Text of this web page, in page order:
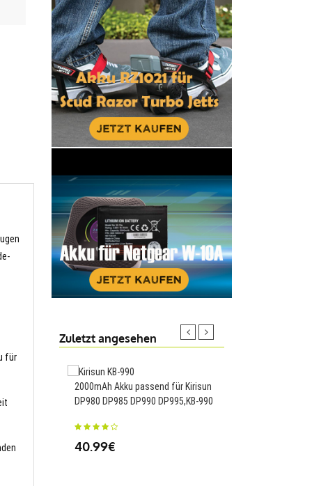
für
Zuletzt angesehen
2000mAh Akku passend für Kirisun
DP980 DP985 DP990 DP995,KB-990
40.99€